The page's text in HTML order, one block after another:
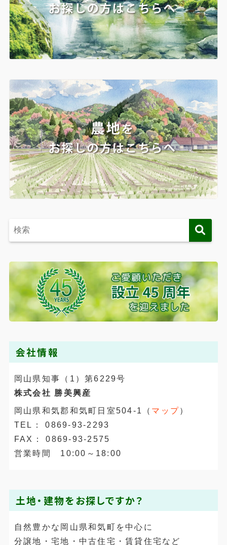
会社情報
岡山県知事（1）第6229号
株式会社 勝美興産
岡山県和気郡和気町日室504-1（ マップ）
TEL： 0869-93-2293
FAX： 0869-93-2575
営業時間 10:00～18:00
土地・建物をお探しですか？
自然豊かな岡山県和気町を中心に
分譲地・宅地・中古住宅・賃貸住宅など